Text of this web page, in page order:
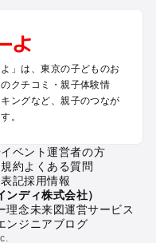
お出かけ
丘のプールお出かけ
井のプールお出かけ
プールお出かけ
・月島のプールお出かけ
留米のプールお出かけ
け
ールお出かけ
」は、東京の子どものお
クチコミ・親子体験情
ングなど、親子のつなが
。
ベント運営者の方
約よくある質問
記採用情報
ディ株式会社）
理念未来図運営サービス
ンジニアブログ